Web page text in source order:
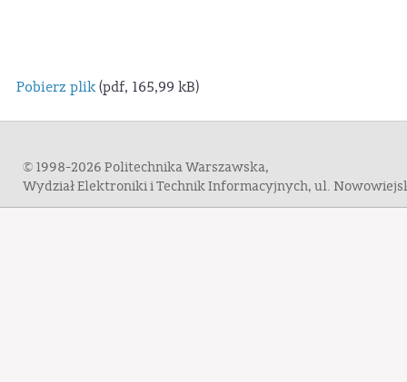
Pobierz plik(pdf, 165,99 kB)
© 1998-2026 Politechnika Warszawska,
Wydział Elektroniki i Technik Informacyjnych, ul.